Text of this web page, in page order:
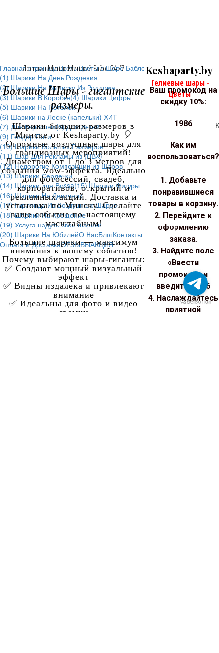
Главная страницаЦветыЦветы в Шаре Баблс
(1) Шарики На День Рождения
(2) Шарики На Выписку Из Роддома
(3) Шарики В Коробке(4) Шарики Цифры
(5) Шарики На Потолок
(6) Шарики на Леске (капельки) ХИТ
(7) Для Взрослых(8) Для Детей
(9) Гендер Пати
(10) Шарики Больших Размеров
(11) Шар Для Рекламы из (ПВХ)
(12) Недорогие Композиции из Шаров
(13) Шарики Сердечки
(14) Шарики для Воssa(15) Шарики Фигуры
(16) Шарики На Девичник
(17) Гирлянда Из Воздушных Шаров
(18) Шарики На Крещение
(19) Услуга надуть свои шарики
(20) Шарики На ЮбилейО НасБлогКонтакты
Оплата и ДоставкаОТЗЫВЫАКЦИЯ
Keshaparty.by
Гелиевые шары -
Цветы
Доставка Минск, Минский Район 24 /7
Большие Шары - гигантские
размеры.
Шарики больших размеров в
Минске от Keshaparty.by 🎈
Огромные воздушные шары для
грандиозных мероприятий!
Диаметром от 1 до 3 метров для
создания wow-эффекта. Идеально
для фотосессий, свадеб,
корпоративов, открытий и
рекламных акций. Доставка и
установка по Минску. Сделайте
ваше событие по-настоящему
масштабным!
Большие шарики — максимум
внимания к вашему событию!
Почему выбирают шары-гиганты:
✅ Создают мощный визуальный
эффект
✅ Видны издалека и привлекают
внимание
✅ Идеальны для фото и видео
съемки
Ваш промокод на
скидку 10%:
1986
Как им
воспользоваться?
1. Добавьте
понравившиеся
товары в корзину.
2. Перейдите к
оформлению
заказа.
3. Найдите поле
«Ввести
промокод» и
введите: 1986
4. Наслаждайтесь
приятной